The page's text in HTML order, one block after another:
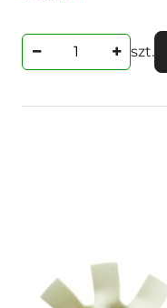
szt.